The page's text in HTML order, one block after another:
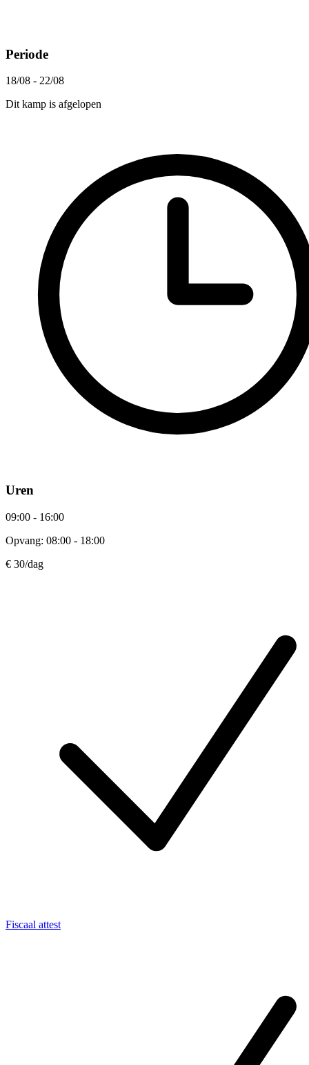
Periode
18/08 - 22/08
Dit kamp is afgelopen
Uren
09:00 - 16:00
Opvang: 08:00 - 18:00
€ 30/dag
Fiscaal attest